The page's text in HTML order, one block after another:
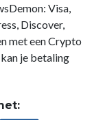
Visa,
Discover,
met een Crypto
je betaling